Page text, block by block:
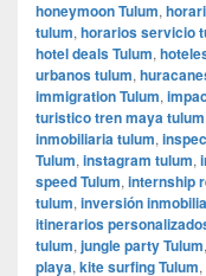
honeymoon Tulum,
tulum, horarios servicio
hotel deals Tulum,
urbanos tulum,
immigration Tulum,
turistico tren maya tulum
inmobiliaria tulum,
Tulum, instagram tulum,
speed Tulum, internship
tulum, inversión
itinerarios
tulum, jungle party Tulum,
playa, kite surfing Tulum,